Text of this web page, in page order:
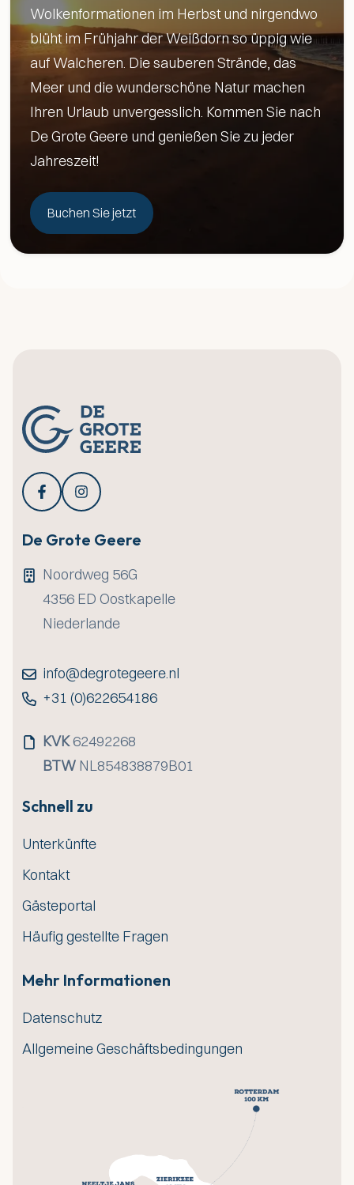
Wolkenformationen im Herbst und nirgendwo
blüht im Frühjahr der Weißdorn so üppig wie
auf Walcheren. Die sauberen Strände, das
Meer und die wunderschöne Natur machen
Ihren Urlaub unvergesslich. Kommen Sie nach
De Grote Geere und genießen Sie zu jeder
Jahreszeit!
Buchen Sie jetzt
De Grote Geere
Noordweg 56G
4356 ED Oostkapelle
Niederlande
info@degrotegeere.nl
+31 (0)622654186
KVK62492268
BTW NL854838879B01
Schnell zu
Unterkünfte
Kontakt
Gästeportal
Häufig gestellte Fragen
Mehr Informationen
Datenschutz
Allgemeine Geschäftsbedingungen